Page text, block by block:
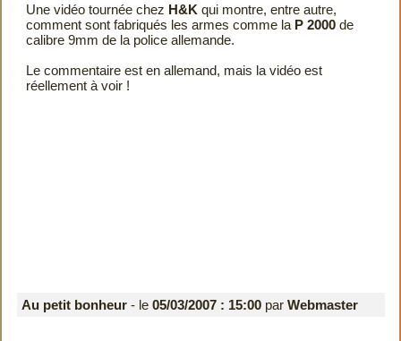
Une vidéo tournée chez H&K qui montre, entre autre,
comment sont fabriqués les armes comme la P 2000de
calibre 9mm de la police allemande.
Le commentaire est en allemand, mais la vidéo est
réellement à voir !
Au petit bonheur - le 05/03/2007 : 15:00par Webmaster